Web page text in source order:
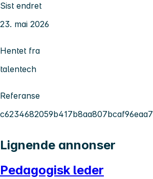
Sist endret
23. mai 2026
Hentet fra
talentech
Referanse
c6234682059b417b8aa807bcaf96eaa7
Lignende annonser
Pedagogisk leder